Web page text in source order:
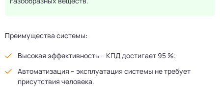
Преимущества системы:
Высокая эффективность – КПД достигает 95 %;
Автоматизация – эксплуатация системы не требует
присутствия человека.